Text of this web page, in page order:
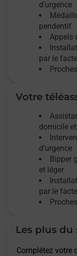
d’urgence
pendentif
Appels
par le
Votre
domicile
d’urgence
Bipper
et léger
par le
Les plus du
Complétez votre